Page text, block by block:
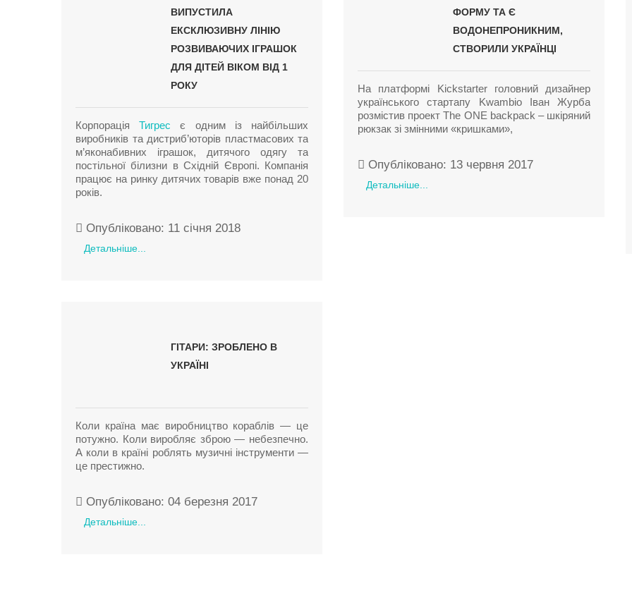
ВИПУСТИЛА
ЕКСКЛЮЗИВНУ ЛІНІЮ
РОЗВИВАЮЧИХ ІГРАШОК
ДЛЯ ДІТЕЙ ВІКОМ ВІД 1
РОКУ
КорпораціяТигрес є одним із найбільших
виробників та дистриб’юторів пластмасових та
м’яконабивних іграшок, дитячого одягу та
постільної білизни в Східній Європі. Компанія
працює на ринку дитячих товарів вже понад 20
років.
Опубліковано: 11 січня 2018
Детальніше...
ФОРМУ ТА Є
ВОДОНЕПРОНИКНИМ,
СТВОРИЛИ УКРАЇНЦІ
На платформі Kickstarter головний дизайнер
українського стартапу Kwambio Іван Журба
розмістив проект The ONE backpack – шкіряний
рюкзак зі змінними «кришками»,
Опубліковано: 13 червня 2017
Детальніше...
ГІТАРИ: ЗРОБЛЕНО В
УКРАЇНІ
Коли країна має виробництво кораблів — це
потужно. Коли виробляє зброю — небезпечно.
А коли в країні роблять музичні інструменти —
це престижно.
Опубліковано: 04 березня 2017
Детальніше...